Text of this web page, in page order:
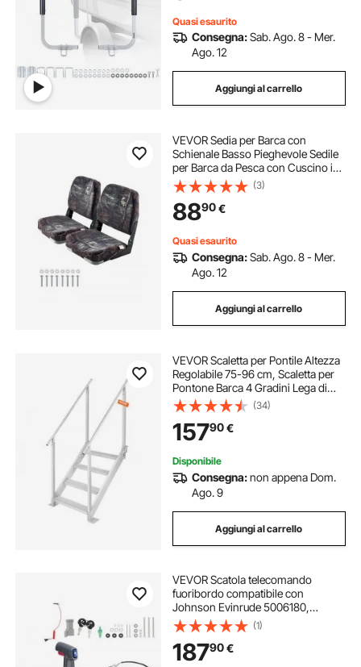
Quasi esaurito
Consegna:Sab. Ago. 8 - Mer.
Ago. 12
Aggiungi al carrello
VEVOR Sedia per Barca con
Schienale Basso Pieghevole Sedile
per Barca da Pesca con Cuscino in
Spugna Poliestere PU per Barche
Yacht Navi, Sedile 2 Pezzi Colore
Mimetico per Barche Pesca
(3)
8890€
Quasi esaurito
Consegna:Sab. Ago. 8 - Mer.
Ago. 12
Aggiungi al carrello
VEVOR Scaletta per Pontile Altezza
Regolabile 75-96 cm, Scaletta per
Pontone Barca 4 Gradini Lega di
Alluminio Portata Circa 226 kg con
Corrimano Scaletta Antiscivolo
Scala per Imbarco Barca Piscina
(34)
15790€
Disponibile
Consegna:non appena Dom.
Ago. 9
Aggiungi al carrello
VEVOR Scatola telecomando
fuoribordo compatibile con
Johnson Evinrude 5006180,
comando acceleratore per barca a
montaggio laterale, per sterzo
marino motore fuoribordo
(1)
18790€